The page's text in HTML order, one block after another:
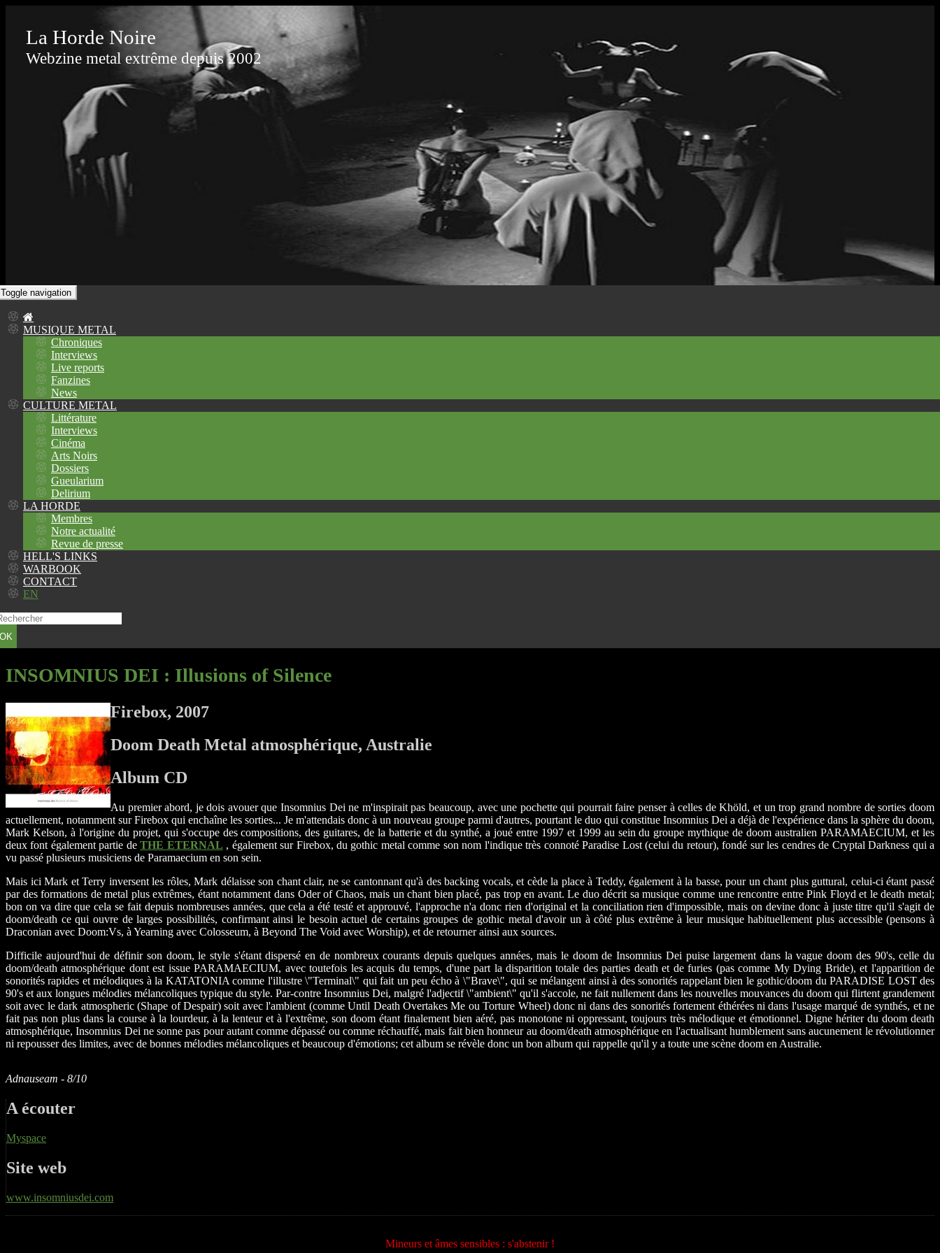
La Horde Noire
Webzine metal extrême depuis 2002
Toggle navigation
MUSIQUE METAL
Chroniques
Interviews
Live reports
Fanzines
News
CULTURE METAL
Littérature
Interviews
Cinéma
Arts Noirs
Dossiers
Gueularium
Delirium
LA HORDE
Membres
Notre actualité
Revue de presse
HELL'S LINKS
WARBOOK
CONTACT
EN
OK
INSOMNIUS DEI : Illusions of Silence
Firebox, 2007
Doom Death Metal atmosphérique, Australie
Album CD
Au premier abord, je dois avouer que Insomnius Dei ne m'inspirait pas beaucoup, avec une pochette qui pourrait faire penser à celles de Khöld, et un trop grand nombre de sorties doom
actuellement, notamment sur Firebox qui enchaîne les sorties... Je m'attendais donc à un nouveau groupe parmi d'autres, pourtant le duo qui constitue Insomnius Dei a déjà de l'expérience dans la sphère du doom,
Mark Kelson, à l'origine du projet, qui s'occupe des compositions, des guitares, de la batterie et du synthé, a joué entre 1997 et 1999 au sein du groupe mythique de doom australien PARAMAECIUM, et les
deux font également partie deTHE ETERNAL , également sur Firebox, du gothic metal comme son nom l'indique très connoté Paradise Lost (celui du retour), fondé sur les cendres de Cryptal Darkness qui a
vu passé plusieurs musiciens de Paramaecium en son sein.
Mais ici Mark et Terry inversent les rôles, Mark délaisse son chant clair, ne se cantonnant qu'à des backing vocals, et cède la place à Teddy, également à la basse, pour un chant plus guttural, celui-ci étant passé
par des formations de metal plus extrêmes, étant notamment dans Oder of Chaos, mais un chant bien placé, pas trop en avant. Le duo décrit sa musique comme une rencontre entre Pink Floyd et le death metal;
bon on va dire que cela se fait depuis nombreuses années, que cela a été testé et approuvé, l'approche n'a donc rien d'original et la conciliation rien d'impossible, mais on devine donc à juste titre qu'il s'agit de
doom/death ce qui ouvre de larges possibilités, confirmant ainsi le besoin actuel de certains groupes de gothic metal d'avoir un à côté plus extrême à leur musique habituellement plus accessible (pensons à
Draconian avec Doom:Vs, à Yearning avec Colosseum, à Beyond The Void avec Worship), et de retourner ainsi aux sources.
Difficile aujourd'hui de définir son doom, le style s'étant dispersé en de nombreux courants depuis quelques années, mais le doom de Insomnius Dei puise largement dans la vague doom des 90's, celle du
doom/death atmosphérique dont est issue PARAMAECIUM, avec toutefois les acquis du temps, d'une part la disparition totale des parties death et de furies (pas comme My Dying Bride), et l'apparition de
sonorités rapides et mélodiques à la KATATONIA comme l'illustre \"Terminal\" qui fait un peu écho à \"Brave\", qui se mélangent ainsi à des sonorités rappelant bien le gothic/doom du PARADISE LOST des
90's et aux longues mélodies mélancoliques typique du style. Par-contre Insomnius Dei, malgré l'adjectif \"ambient\" qu'il s'accole, ne fait nullement dans les nouvelles mouvances du doom qui flirtent grandement
soit avec le dark atmospheric (Shape of Despair) soit avec l'ambient (comme Until Death Overtakes Me ou Torture Wheel) donc ni dans des sonorités fortement éthérées ni dans l'usage marqué de synthés, et ne
fait pas non plus dans la course à la lourdeur, à la lenteur et à l'extrême, son doom étant finalement bien aéré, pas monotone ni oppressant, toujours très mélodique et émotionnel. Digne hériter du doom death
atmosphérique, Insomnius Dei ne sonne pas pour autant comme dépassé ou comme réchauffé, mais fait bien honneur au doom/death atmosphérique en l'actualisant humblement sans aucunement le révolutionner
ni repousser des limites, avec de bonnes mélodies mélancoliques et beaucoup d'émotions; cet album se révèle donc un bon album qui rappelle qu'il y a toute une scène doom en Australie.
Adnauseam - 8/10
A écouter
Myspace
Site web
www.insomniusdei.com
Mineurs et âmes sensibles : s'abstenir !